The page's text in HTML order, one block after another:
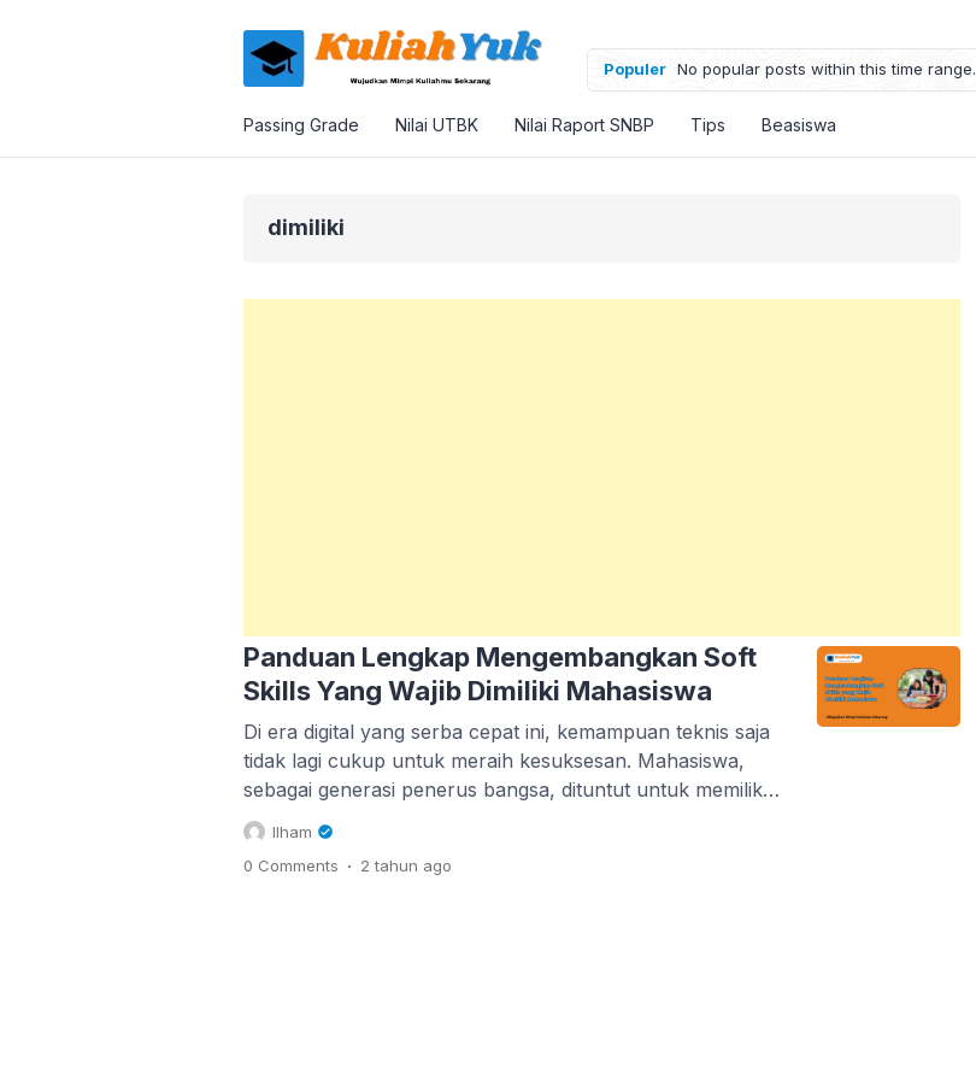
Populer No popular posts within this time range.
Passing Grade Nilai UTBK Nilai Raport SNBP Tips Beasiswa
dimiliki
Panduan Lengkap Mengembangkan Soft
Skills Yang Wajib Dimiliki Mahasiswa
Di era digital yang serba cepat ini, kemampuan teknis saja
tidak lagi cukup untuk meraih kesuksesan. Mahasiswa,
sebagai generasi penerus bangsa, dituntut untuk memiliki
soft skills yang mumpuni. Soft skills merupakan
kemampuan non-teknis yang membantu kamu
berinteraksi dengan orang lain, bekerja dalam tim, dan
Ilham
0 Comments . 2 tahun ago